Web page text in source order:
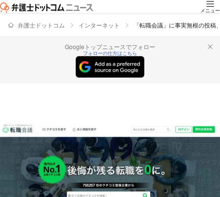
メニュー
弁護士ドットコム インターネット 「転職会議」に事実無根の投
Googleトップニュースでフォロー
フォローの仕方はこちら